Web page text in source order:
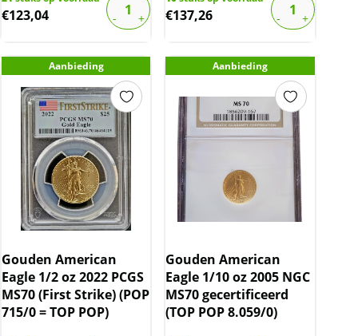
€123,04 €137,26
Aanbieding
Gouden American
Eagle 1/2 oz 2022 PCGS
MS70 (First Strike) (POP
715/0 = TOP POP)
Aanbieding
Gouden American
Eagle 1/10 oz 2005 NGC
MS70 gecertificeerd
(TOP POP 8.059/0)